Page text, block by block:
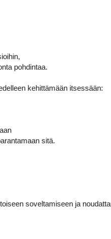
pohdintaa.
kehittämään itsessään:
sitä.
soveltamiseen ja